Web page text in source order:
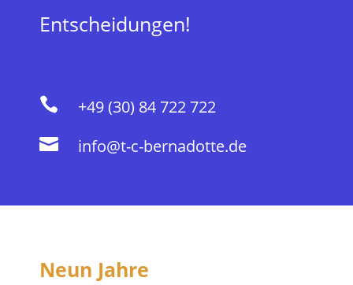
Entscheidungen!
 +49 (30) 84 722 722
 info@t-c-bernadotte.de
Neun Jahre